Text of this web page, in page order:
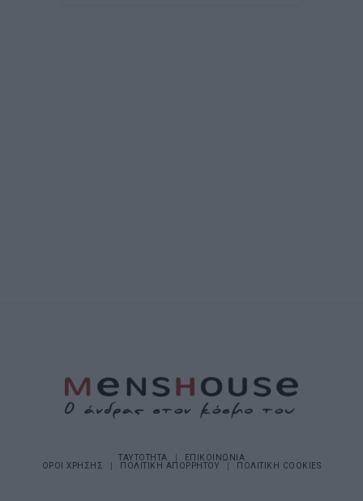
ΤΑΥΤΟΤΗΤΑ
ΕΠΙΚΟΙΝΩΝΙΑ
ΟΡΟΙ ΧΡΗΣΗΣ
ΠΟΛΙΤΙΚΗ ΑΠΟΡΡΗΤΟΥ ΠΟΛΙΤΙΚΗ COOKIES